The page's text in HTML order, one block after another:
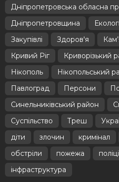
Дніпропетровська обласна
Дніпропетровщина
Закупівлі
Здоров'я
Кривий Ріг
Криворізький
Нікополь
Нікопольський
Павлоград
Персони
Синельниківський район
Суспільство
Треш
діти
злочин кримінал
обстріли
пожежа
інфраструктура